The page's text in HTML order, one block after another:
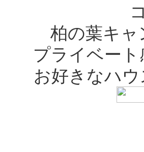
柏の葉キャ
プライベー
お好きなハ